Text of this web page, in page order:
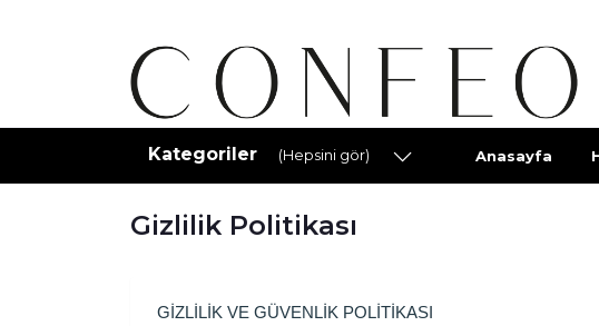
Kategoriler (Hepsini gör) Anasayfa
Gizlilik Politikası
GİZLİLİK VE GÜVENLİK POLİTİKASI